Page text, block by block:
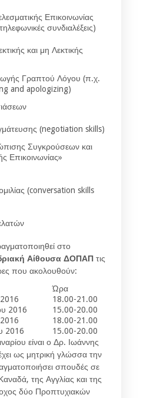
Επικοινωνίας
συνδιαλέξεις)
και μη Λεκτικής
Γραπτού Λόγου (π.χ.
and apologizing)
(negotiation skills)
Συγκρούσεων και
Επικοινωνίας»
(conversation skills
στο
Αίθουσα ΔΟΠΑΠ τις
που ακολουθούν:
Ώρα
18.00-21.00
2016
15.00-20.00
18.00-21.00
2016
15.00-20.00
είναι ο Δρ. Ιωάννης
ως μητρική γλώσσα την
σπουδές σε
της Αγγλίας και της
δύο Προπτυχιακών